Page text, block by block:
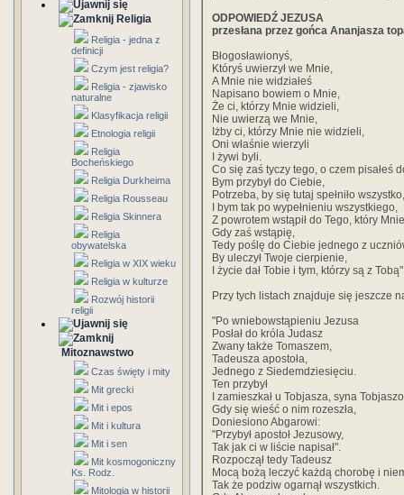
Religia
Religia - jedna z
definicji
Czym jest religia?
Religia - zjawisko
naturalne
Klasyfikacja religii
Etnologia religii
Religia
Bocheńskiego
Religia Durkheima
Religia Rousseau
Religia Skinnera
Religia
obywatelska
Religia w XIX wieku
Religia w kulturze
Rozwój historii
religii
Mitoznawstwo
Czas święty i mity
Mit grecki
Mit i epos
Mit i kultura
Mit i sen
Mit kosmogoniczny
Ks. Rodz.
Mitologia w historii
ODPOWIEDŹ JEZUSA
przesłana przez gońca Ananjasza
Błogosławionyś,
Któryś uwierzył we Mnie,
A Mnie nie widziałeś
Napisano bowiem o Mnie,
Że ci, którzy Mnie widzieli,
Nie uwierzą we Mnie,
Iżby ci, którzy Mnie nie widzieli,
Oni właśnie wierzyli
I żywi byli.
Co się zaś tyczy tego, o czem pisałeś
Bym przybył do Ciebie,
Potrzeba, by się tutaj spełniło
I bym tak po wypełnieniu wszystkiego,
Z powrotem wstąpił do Tego, który Mnie
Gdy zaś wstąpię,
Tedy poślę do Ciebie jednego z
By uleczył Twoje cierpienie,
I życie dał Tobie i tym, którzy są z
Przy tych listach znajduje się jeszcze
"Po wniebowstąpieniu Jezusa
Posłał do króla Judasz
Zwany także Tomaszem,
Tadeusza apostoła,
Jednego z Siedemdziesięciu.
Ten przybył
I zamieszkał u Tobjasza, syna
Gdy się wieść o nim rozeszła,
Doniesiono Abgarowi:
"Przybył apostoł Jezusowy,
Tak jak ci w liście napisał".
Rozpoczął tedy Tadeusz
Mocą bożą leczyć każdą chorobę i
Tak że podziw ogarnął wszystkich.